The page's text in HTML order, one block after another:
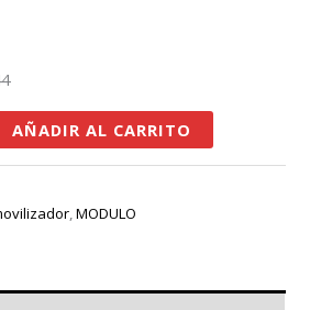
AÑADIR AL CARRITO
,MODULO